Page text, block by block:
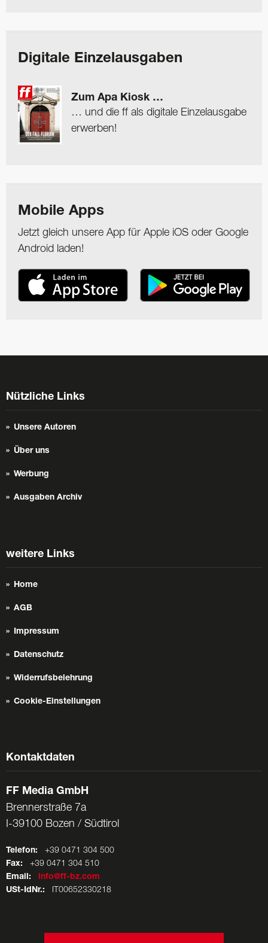
Digitale Einzelausgaben
Zum Apa Kiosk …
… und die ff als digitale Einzelausgabe
erwerben!
Mobile Apps
Jetzt gleich unsere App für Apple iOS oder Google
Android laden!
Nützliche Links
Unsere Autoren
Über uns
Werbung
Ausgaben Archiv
weitere Links
Home
AGB
Impressum
Datenschutz
Widerrufsbelehrung
Cookie-Einstellungen
Kontaktdaten
FF Media GmbH
Brennerstraße 7a
I-39100 Bozen / Südtirol
Telefon: +39 0471 304 500
Fax: +39 0471 304 510
Email:
info@ff-bz.com
USt-IdNr.: IT00652330218